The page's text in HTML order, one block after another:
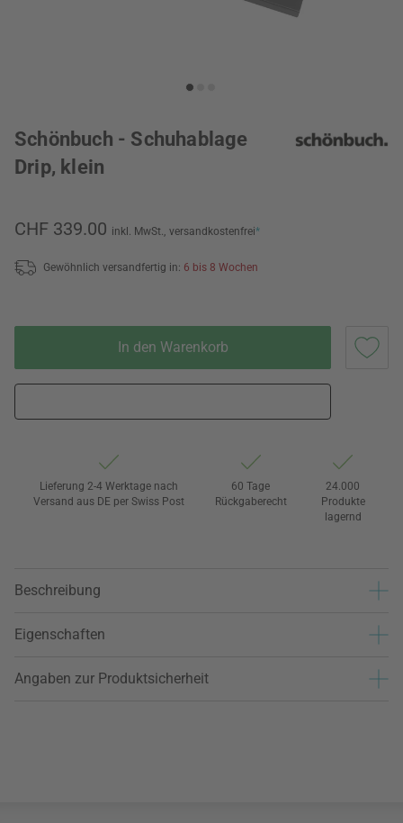
Schönbuch - Schuhablage
Drip, klein
CHF 339.00 inkl. MwSt., versandkostenfrei*
Gewöhnlich versandfertig in: 6 bis 8 Wochen
In den Warenkorb
Lieferung 2-4 Werktage nach
Versand aus DE per Swiss Post
60 Tage
Rückgaberecht
24.000
Produkte
lagernd
Beschreibung
Eigenschaften
Angaben zur Produktsicherheit